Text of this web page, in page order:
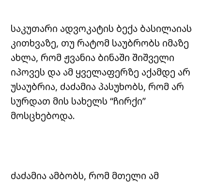
საკუთარი ადვოკატის ბექა ბასილაიას
კითხვაზე, თუ რატომ საუბრობს იმაზე
ახლა, რომ ჟვანია ბინაში შიშველი
იპოვეს და ამ ყველაფერზე აქამდე არ
უსაუბრია, ძაძამია პასუხობს, რომ არ
სურდათ მის სახელს “ჩირქი”
მოსცხებოდა.
ძაძამია ამბობს, რომ მთელი ამ